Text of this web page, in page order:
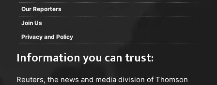
Our Reporters
Join Us
Privacy and Policy
Information you can trust:
Reuters, the news and media division of Thomson